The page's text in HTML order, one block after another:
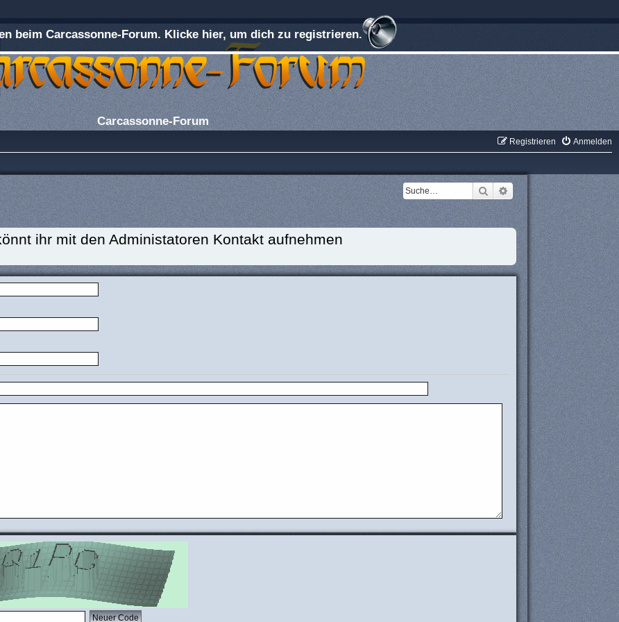
beim Carcassonne-Forum. Klicke hier, um dich zu registrieren.
Carcassonne-Forum
Anmelden
Registrieren
Suche
Erweiterte Suche
ihr mit den Administatoren Kontakt aufnehmen